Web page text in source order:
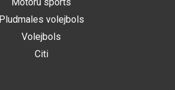
Pludmales volejbols
Volejbols
Citi